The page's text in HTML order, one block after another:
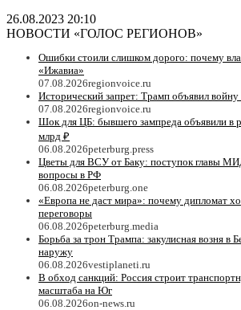
26.08.2023 20:10
НОВОСТИ «ГОЛОС РЕГИОНОВ»
Ошибки стоили слишком дорого: почему
«Ижавиа»
07.08.2026regionvoice.ru
Исторический запрет: Трамп объявил
07.08.2026regionvoice.ru
Шок для ЦБ: бывшего зампреда объявили в
млрд ₽
06.08.2026peterburg.press
Цветы для ВСУ от Баку: поступок главы
вопросы в РФ
06.08.2026peterburg.one
«Европа не даст мира»: почему дипломат
переговоры
06.08.2026peterburg.media
Борьба за трон Трампа: закулисная возня в
наружу
06.08.2026vestiplaneti.ru
В обход санкций: Россия строит
масштаба на Юг
06.08.2026on-news.ru